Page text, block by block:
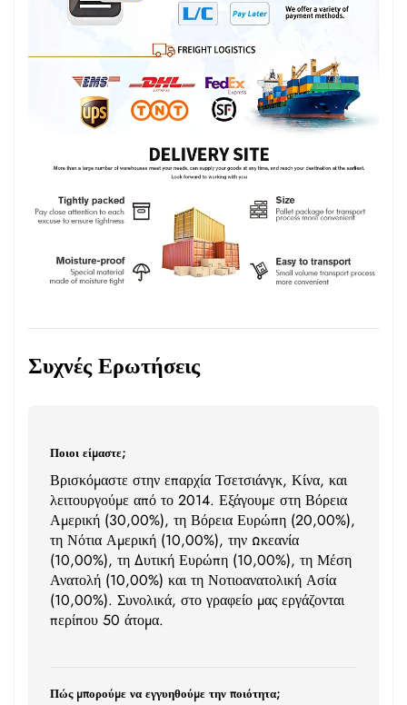
Συχνές Ερωτήσεις
Ποιοι είμαστε;
Βρισκόμαστε στην επαρχία Τσετσιάνγκ, Κίνα, και
λειτουργούμε από το 2014. Εξάγουμε στη Βόρεια
Αμερική (30,00%), τη Βόρεια Ευρώπη (20,00%),
τη Νότια Αμερική (10,00%), την Ωκεανία
(10,00%), τη Δυτική Ευρώπη (10,00%), τη Μέση
Ανατολή (10,00%) και τη Νοτιοανατολική Ασία
(10,00%). Συνολικά, στο γραφείο μας εργάζονται
περίπου 50 άτομα.
Πώς μπορούμε να εγγυηθούμε την ποιότητα;